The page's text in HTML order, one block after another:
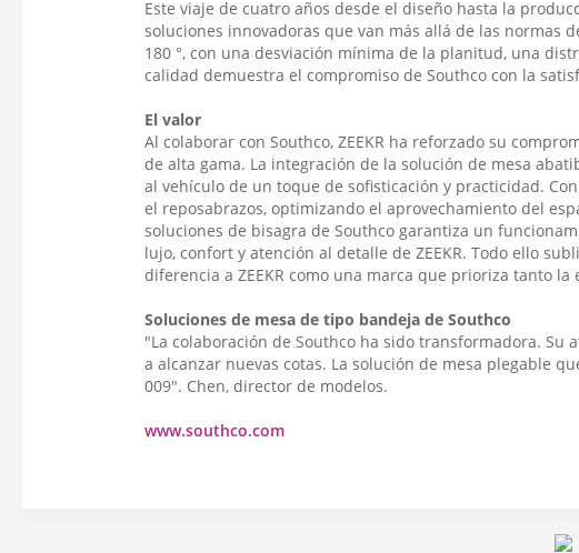
Este viaje de cuatro años desde el diseño hasta la
soluciones innovadoras que van más allá de las normas
180 °, con una desviación mínima de la planitud, una
calidad demuestra el compromiso de Southco con la
El valor
Al colaborar con Southco, ZEEKR ha reforzado su
de alta gama. La integración de la solución de mesa
al vehículo de un toque de sofisticación y practicidad.
el reposabrazos, optimizando el aprovechamiento del
soluciones de bisagra de Southco garantiza un
lujo, confort y atención al detalle de ZEEKR. Todo ello
diferencia a ZEEKR como una marca que prioriza tanto
Soluciones de mesa de tipo bandeja de Southco
"La colaboración de Southco ha sido transformadora. Su
a alcanzar nuevas cotas. La solución de mesa plegable
009". Chen, director de modelos.
www.southco.com